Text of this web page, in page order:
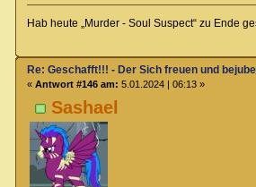
Hab heute „Murder - Soul Suspect“ zu Ende
Sashael
Re: Geschafft!!! - Der Sich freuen und
« Antwort #146 am: 5.01.2024 | 06:13 »